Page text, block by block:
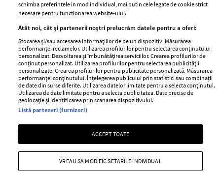
GSP
Unica
Baby
Retete
femei
Viva
Avantaje
Retete practice
Pariază responsabil! Decizia ONJN nr. 821/25.09.2025.
Jocurile de noroc sunt interzise minorilor.
Copyright © 2026 Ringier Romania SRL
schimba preferintele in mod individual, mai putin cele legate de cookie strict
necesare pentru functionarea website-ului.
Atât noi, cât și partenerii noștri prelucrăm datele pentru a oferi:
Stocarea și/sau accesarea informațiilor de pe un dispozitiv. Măsurarea
performanței reclamelor. Utilizarea profilurilor pentru selectarea conținutului
personalizat. Dezvoltarea și îmbunătățirea serviciilor. Crearea profilurilor de
conținut personalizat. Utilizarea profilurilor pentru selectarea publicității
personalizate. Crearea profilurilor pentru publicitate personalizată. Măsurarea
performanței conținutului. Înțelegerea publicului prin statistici sau combinații
de date din surse diferite. Utilizarea datelor limitate pentru a selecta conținutul.
Utilizarea de date limitate pentru a selecta publicitatea. Date precise de
geolocație și identificarea prin scanarea dispozitivului.
Listă parteneri (furnizori)
ACCEPT TOATE
VREAU SA MODIFIC SETARILE INDIVIDUAL